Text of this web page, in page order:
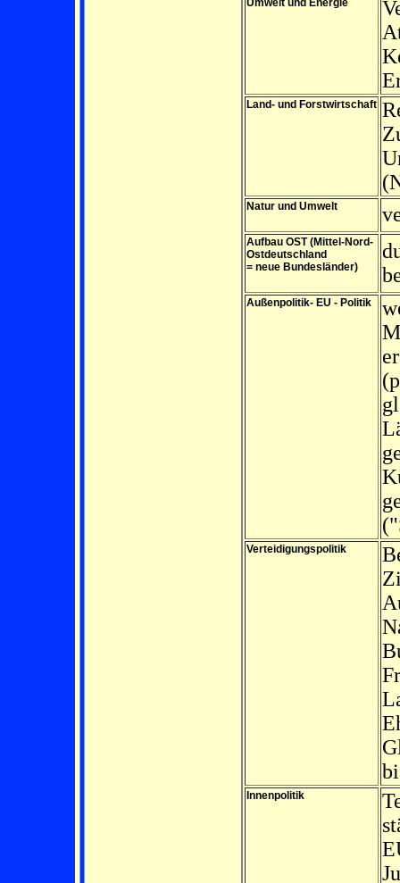
Umwelt und Energie
Land- und Forstwirtschaft
Natur und Umwelt
Aufbau OST (Mittel-Nord-
Ostdeutschland
= neue Bundesländer)
Außenpolitik- EU - Politik
Verteidigungspolitik
Innenpolitik